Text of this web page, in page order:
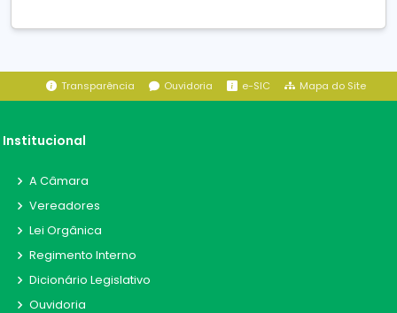
Transparência Ouvidoria e-SIC Mapa do Site
Institucional
A Câmara
Vereadores
Lei Orgânica
Regimento Interno
Dicionário Legislativo
Ouvidoria